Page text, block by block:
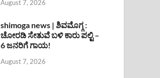
August 7, 2026
shimoga news | ಶಿವಮೊಗ್ಗ :
ಚೋರಡಿ ಸೇತುವೆ ಬಳಿ ಕಾರು ಪಲ್ಟಿ –
6 ಜನರಿಗೆ ಗಾಯ!
August 7, 2026